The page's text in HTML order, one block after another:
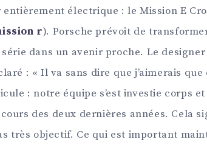
électrique : le Mission E
r). Porsche prévoit de
dans un avenir proche. Le
: « Il va sans dire que j’aimerais
: notre équipe s’est investie corps
des deux dernières années. Cela
très objectif. Ce qui est important